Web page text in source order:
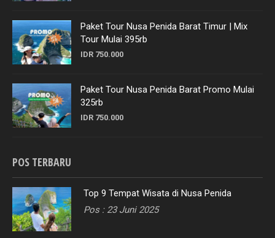
Paket Tour Nusa Penida Barat Timur | Mix
Tour Mulai 395rb
IDR 750.000
Paket Tour Nusa Penida Barat Promo Mulai
325rb
IDR 750.000
POS TERBARU
Top 9 Tempat Wisata di Nusa Penida
Pos : 23 Juni 2025